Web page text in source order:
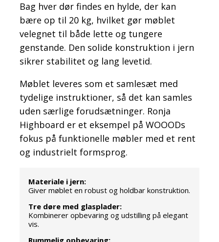
Bag hver dør findes en hylde, der kan
bære op til 20 kg, hvilket gør møblet
velegnet til både lette og tungere
genstande. Den solide konstruktion i jern
sikrer stabilitet og lang levetid.
Møblet leveres som et samlesæt med
tydelige instruktioner, så det kan samles
uden særlige forudsætninger. Ronja
Highboard er et eksempel på WOOODs
fokus på funktionelle møbler med et rent
og industrielt formsprog.
Materiale i jern:
Giver møblet en robust og holdbar konstruktion.
Tre døre med glasplader:
Kombinerer opbevaring og udstilling på elegant
vis.
Rummelig opbevaring: